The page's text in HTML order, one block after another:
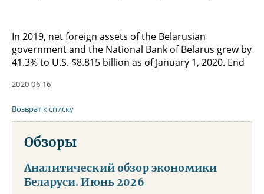
In 2019, net foreign assets of the Belarusian
government and the National Bank of Belarus grew by
41.3% to U.S. $8.815 billion as of January 1, 2020. End
2020-06-16
Возврат к списку
Обзоры
Аналитический обзор экономики
Беларуси. Июнь 2026